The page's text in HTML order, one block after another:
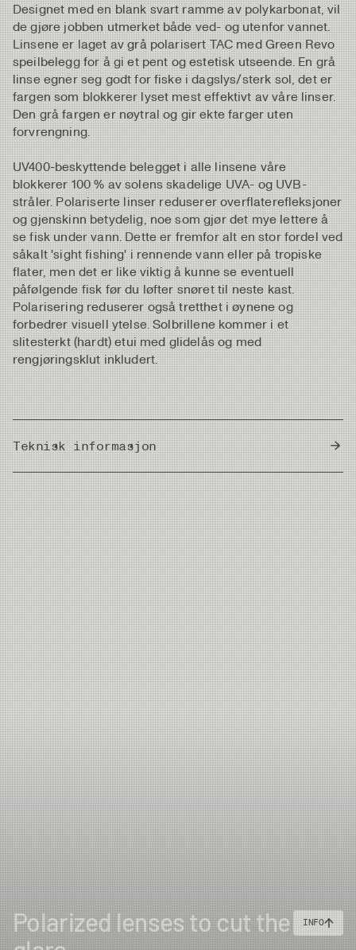
Designet med en blank svart ramme av polykarbonat, vil
de gjøre jobben utmerket både ved- og utenfor vannet.
Linsene er laget av grå polarisert TAC med Green Revo
speilbelegg for å gi et pent og estetisk utseende. En grå
linse egner seg godt for fiske i dagslys/sterk sol, det er
fargen som blokkerer lyset mest effektivt av våre linser.
Den grå fargen er nøytral og gir ekte farger uten
forvrengning.
UV400-beskyttende belegget i alle linsene våre
blokkerer 100 % av solens skadelige UVA- og UVB-
stråler. Polariserte linser reduserer overflaterefleksjoner
og gjenskinn betydelig, noe som gjør det mye lettere å
se fisk under vann. Dette er fremfor alt en stor fordel ved
såkalt 'sight fishing' i rennende vann eller på tropiske
flater, men det er like viktig å kunne se eventuell
påfølgende fisk før du løfter snøret til neste kast.
Polarisering reduserer også tretthet i øynene og
forbedrer visuell ytelse. Solbrillene kommer i et
slitesterkt (hardt) etui med glidelås og med
rengjøringsklut inkludert.
Teknisk informasjon
Frame Width 144 mm
Lens Height 51 mm
Lens Width: 55 mm
Protection:UV400 blocks 100% of harmful UVA & UVB
radiation
Reccomended use Daytime - sunlight
Country of Origin China
Polarized lenses to cut the
INFO